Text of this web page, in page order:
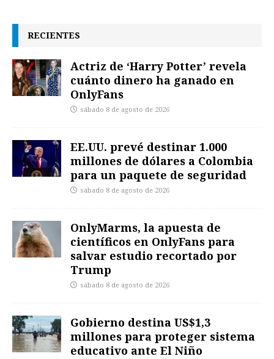
RECIENTES
Actriz de ‘Harry Potter’ revela
cuánto dinero ha ganado en
OnlyFans
sábado 8 de agosto de 2026
EE.UU. prevé destinar 1.000
millones de dólares a Colombia
para un paquete de seguridad
sábado 8 de agosto de 2026
OnlyMarms, la apuesta de
científicos en OnlyFans para
salvar estudio recortado por
Trump
sábado 8 de agosto de 2026
Gobierno destina US$1,3
millones para proteger sistema
educativo ante El Niño